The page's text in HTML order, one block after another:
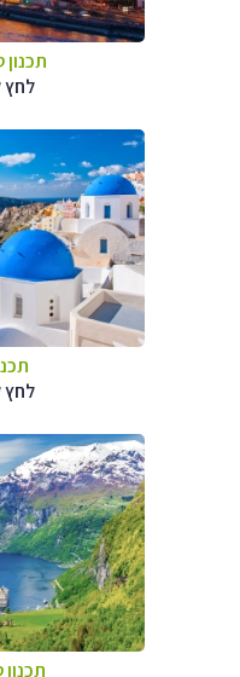
תכנון
לחץ
לחץ
תכנון